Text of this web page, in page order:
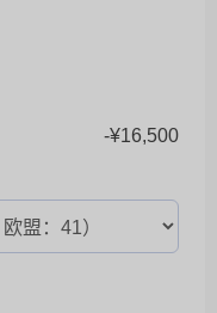
-¥16,500